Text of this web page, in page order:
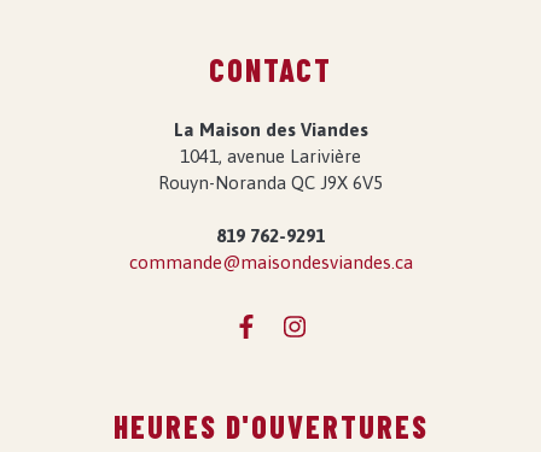
CONTACT
La Maison des Viandes
1041, avenue Larivière
Rouyn-Noranda QC J9X 6V5
819 762-9291
commande@maisondesviandes.ca
HEURES D'OUVERTURES